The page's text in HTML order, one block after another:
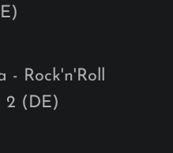
Rock'n'Roll
2 (DE)